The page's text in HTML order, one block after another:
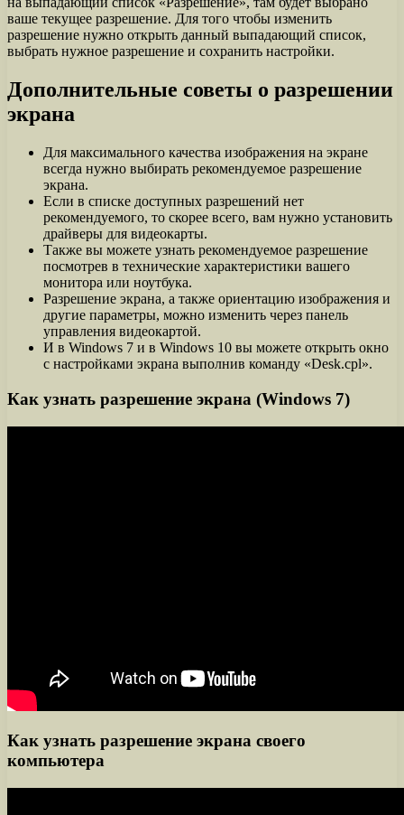
ваше текущее разрешение. Для того чтобы изменить
разрешение нужно открыть данный выпадающий список,
выбрать нужное разрешение и сохранить настройки.
Дополнительные советы о разрешении
экрана
Для максимального качества изображения на экране
всегда нужно выбирать рекомендуемое разрешение
экрана.
Если в списке доступных разрешений нет
рекомендуемого, то скорее всего, вам нужно установить
драйверы для видеокарты.
Также вы можете узнать рекомендуемое разрешение
посмотрев в технические характеристики вашего
монитора или ноутбука.
Разрешение экрана, а также ориентацию изображения и
другие параметры, можно изменить через панель
управления видеокартой.
И в Windows 7 и в Windows 10 вы можете открыть окно
с настройками экрана выполнив команду «Desk.cpl».
Как узнать разрешение экрана (Windows 7)
Как узнать разрешение экрана своего
компьютера